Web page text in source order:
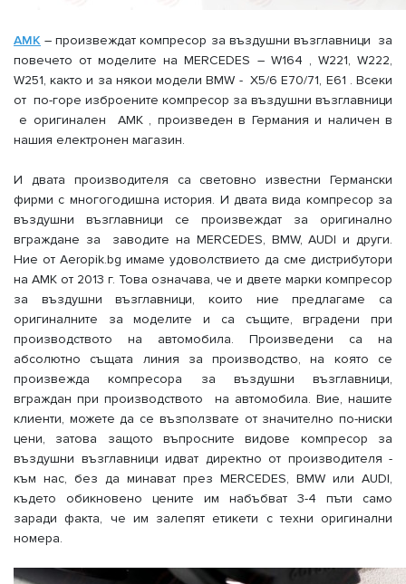
AMK – произвеждат компресор за въздушни възглавници за
повечето от моделите на MERCEDES – W164 , W221, W222,
W251, както и за някои модели BMW - X5/6 E70/71, E61 . Всеки
от по-горе изброените компресор за въздушни възглавници
е оригинален AMK , произведен в Германия и наличен в
нашия електронен магазин.
И двата производителя са световно известни Германски
фирми с многогодишна история. И двата вида компресор за
въздушни възглавници се произвеждат за оригинално
вграждане за заводите на MERCEDES, BMW, AUDI и други.
Ние от Aeropik.bg имаме удоволствието да сме дистрибутори
на AMK от 2013 г. Това означава, че и двете марки компресор
за въздушни възглавници, които ние предлагаме са
оригиналните за моделите и са същите, вградени при
производството на автомобила. Произведени са на
абсолютно същата линия за производство, на която се
произвежда компресора за въздушни възглавници,
вграждан при производството на автомобила. Вие, нашите
клиенти, можете да се възползвате от значително по-ниски
цени, затова защото въпросните видове компресор за
въздушни възглавници идват директно от производителя -
към нас, без да минават през MERCEDES, BMW или AUDI,
където обикновено цените им набъбват 3-4 пъти само
заради факта, че им залепят етикети с техни оригинални
номера.